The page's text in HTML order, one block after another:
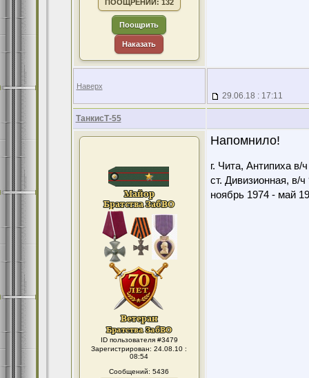
ПООЩРЕНИЙ: 132
Поощрить
Наказать
Наверх
29.06.18 : 17:11
ТанкисТ-55
ID пользователя #3479
Зарегистрирован: 24.08.10 :
08:54
Сообщений: 5436
Напомнило!
г. Чита, Антипиха в/
ст. Дивизионная, в/ч
ноябрь 1974 - май